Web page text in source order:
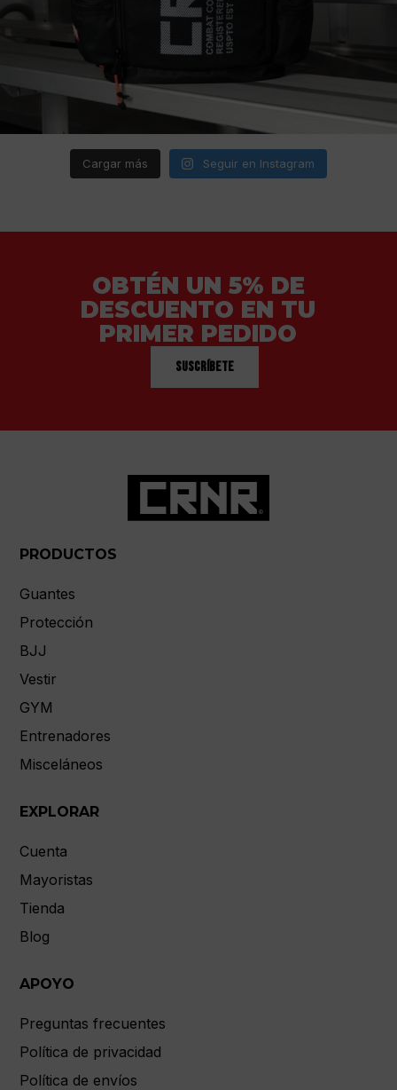
Cargar más Seguir en Instagram
OBTÉN UN 5% DE
DESCUENTO EN TU
PRIMER PEDIDO
Suscríbete
PRODUCTOS
Guantes
Protección
BJJ
Vestir
GYM
Entrenadores
Misceláneos
EXPLORAR
Cuenta
Mayoristas
Tienda
Blog
APOYO
Preguntas frecuentes
Política de privacidad
Política de envíos